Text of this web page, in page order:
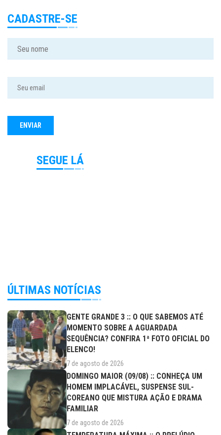
CADASTRE-SE
SEGUE LÁ
ÚLTIMAS NOTÍCIAS
GENTE GRANDE 3 :: O QUE SABEMOS ATÉ
MOMENTO SOBRE A AGUARDADA
SEQUÊNCIA? CONFIRA 1ª FOTO OFICIAL DO
ELENCO!
7 de agosto de 2026
DOMINGO MAIOR (09/08) :: CONHEÇA UM
HOMEM IMPLACÁVEL, SUSPENSE SUL-
COREANO QUE MISTURA AÇÃO E DRAMA
FAMILIAR
7 de agosto de 2026